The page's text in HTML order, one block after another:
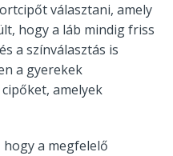
választani, amely
hogy a láb mindig friss
a színválasztás is
a gyerekek
amelyek
a megfelelő